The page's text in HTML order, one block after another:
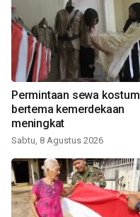
Permintaan sewa kostum
bertema kemerdekaan
meningkat
Sabtu, 8 Agustus 2026